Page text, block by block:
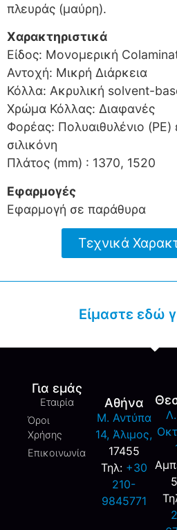
πλευράς (μαύρη).
Χαρακτηριστικά
Είδος: Μονομερική
Αντοχή: Μικρή Διάρκεια
Κόλλα: Ακρυλική solvent-
Χρώμα Κόλλας: Διαφανές
Φορέας: Πολυαιθυλένιο
σιλικόνη
Πλάτος (mm) : 1370, 1520
Εφαρμογές
Εφαρμογή σε παράθυρα
Τεχνικά
Είμαστε εδώ
Για εμάς
Εταιρία
Όροι
Χρήσης
Επικοινωνία
Αθήνα
M. Αντύπα
14, Άλιμος,
17455
Τηλ: +30
210-
9845771